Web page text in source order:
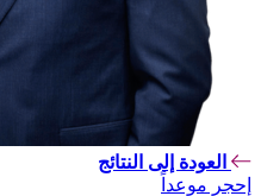
العودة إلى النتائج
إحجر موعداً